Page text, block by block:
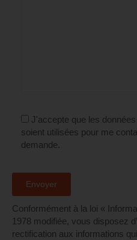
J'accepte que les
soient utilisées pour me
demande.
Conformément à la loi «
1978 modifiée, vous disposez
rectification aux informations